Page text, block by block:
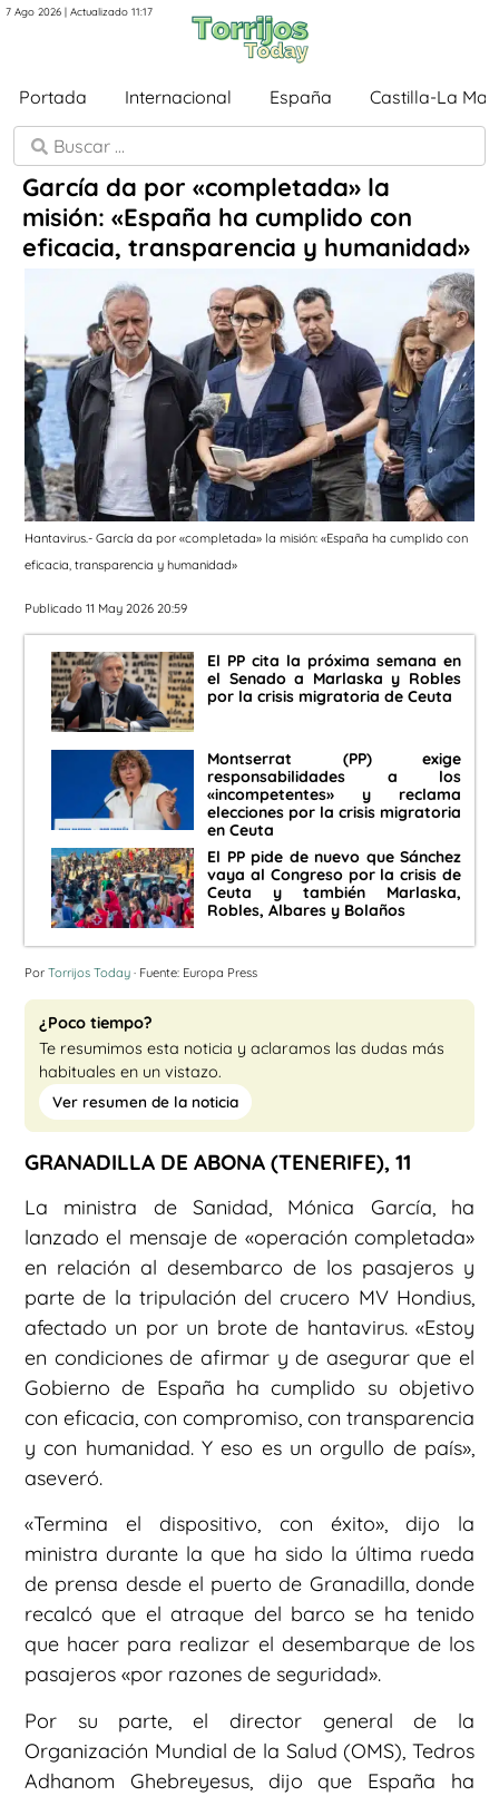
7 Ago 2026 | Actualizado 11:17
Portada Internacional España Castilla-La
García da por «completada» la
misión: «España ha cumplido con
eficacia, transparencia y humanidad»
Hantavirus.- García da por «completada» la misión: «España ha cumplido con
eficacia, transparencia y humanidad»
Publicado 11 May 2026 20:59
El PP cita la próxima semana en
el Senado a Marlaska y Robles
por la crisis migratoria de Ceuta
Montserrat (PP) exige
responsabilidades a los
«incompetentes» y reclama
elecciones por la crisis migratoria
en Ceuta
El PP pide de nuevo que Sánchez
vaya al Congreso por la crisis de
Ceuta y también Marlaska,
Robles, Albares y Bolaños
Por Torrijos Today · Fuente: Europa Press
¿Poco tiempo?
Te resumimos esta noticia y aclaramos las dudas más
habituales en un vistazo.
Ver resumen de la noticia
GRANADILLA DE ABONA (TENERIFE), 11
La ministra de Sanidad, Mónica García, ha
lanzado el mensaje de «operación completada»
en relación al desembarco de los pasajeros y
parte de la tripulación del crucero MV Hondius,
afectado un por un brote de hantavirus. «Estoy
en condiciones de afirmar y de asegurar que el
Gobierno de España ha cumplido su objetivo
con eficacia, con compromiso, con transparencia
y con humanidad. Y eso es un orgullo de país»,
aseveró.
«Termina el dispositivo, con éxito», dijo la
ministra durante la que ha sido la última rueda
de prensa desde el puerto de Granadilla, donde
recalcó que el atraque del barco se ha tenido
que hacer para realizar el desembarque de los
pasajeros «por razones de seguridad».
Por su parte, el director general de la
Organización Mundial de la Salud (OMS), Tedros
Adhanom Ghebreyesus, dijo que España ha